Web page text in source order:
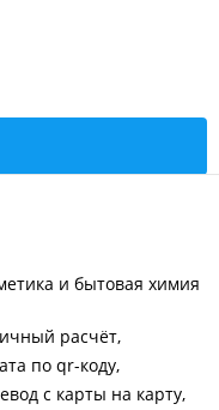
20
и бытовая химия
расчёт
по qr-коду
с карты на карту